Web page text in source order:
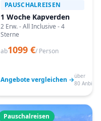
PAUSCHALREISEN
1 Woche Kapverden
2 Erw. - All Inclusive - 4
Sterne
ab1099 €/ Person
Angebote vergleichen →über
80
Pauschalreisen